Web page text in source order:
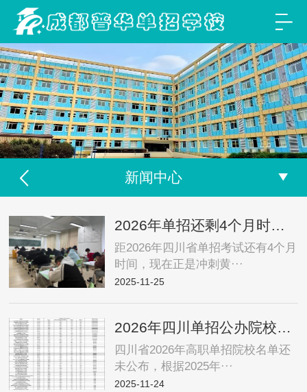
新闻中心
2026年单招还剩4个月时间，普华单招教你如何在短时间内快速提分
距2026年四川省单招考试还有4个月
时间，现在正是冲刺黄···
2025-11-25
四川省2026年高职单招院校名单还
未公布，根据2025年···
2025-11-24